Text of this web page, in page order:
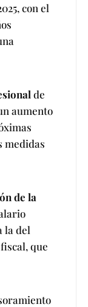
con el
de
aumento
medidas
de la
la del
que